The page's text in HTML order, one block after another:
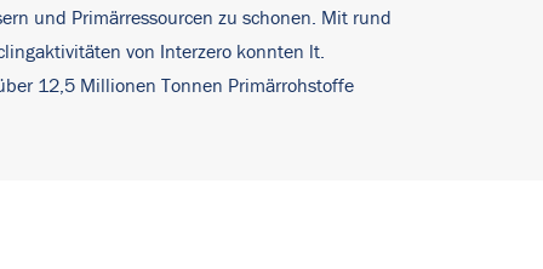
und Primärressourcen zu schonen. Mit rund
von Interzero konnten lt.
12,5 Millionen Tonnen Primärrohstoffe